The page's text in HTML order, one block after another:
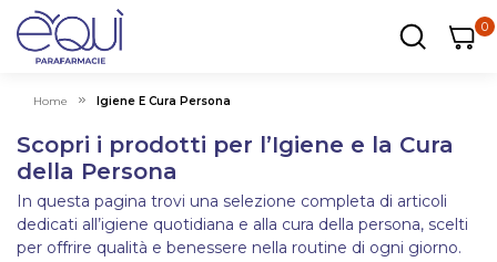
00
Home Igiene E Cura Persona
Scopri i prodotti per l’Igiene e la Cura
della Persona
In questa pagina trovi una selezione completa di articoli
dedicati all’igiene quotidiana e alla cura della persona, scelti
per offrire qualità e benessere nella routine di ogni giorno.